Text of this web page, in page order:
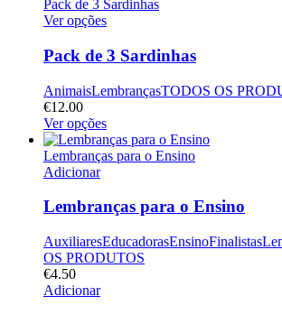
Pack de 3 Sardinhas
Ver opções
Pack de 3 Sardinhas
AnimaisLembrançasTODOS OS
€12.00
Ver opções
Lembranças para o Ensino
Adicionar
Lembranças para o Ensino
AuxiliaresEducadorasEnsinoFinalistas
OS PRODUTOS
€4.50
Adicionar